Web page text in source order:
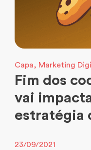
Capa, Marketing
Fim dos
vai
estratégia
23/09/2021